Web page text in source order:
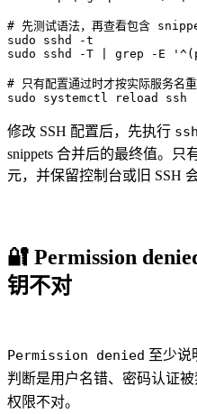
# 先测试语法，再查看包含
sudo sshd -t
sudo sshd -T | grep -E
# 只有配置通过时才按实际服务名
sudo systemctl reload ssh
修改 SSH 配置后，先执行
snippets 合并后的最终值。
元，并保留控制台或旧 SSH
🔐 Permission
钥不对
Permission denied 至少说
判断是用户名错、密码认证
权限不对。